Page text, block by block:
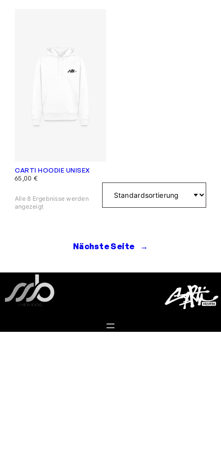
CARTI HOODIE UNISEX
65,00 €
Alle 8 Ergebnisse werden
angezeigt
Nächste Seite →